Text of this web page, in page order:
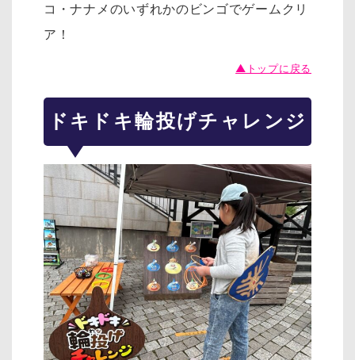
コ・ナナメのいずれかのビンゴでゲームクリ
ア！
▲トップに戻る
ドキドキ輪投げチャレンジ